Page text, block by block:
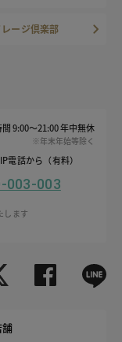
ージ倶楽部
間 9:00～21:00 年中無休
※年末年始等除く
電話から（有料）
003-003
します
舗